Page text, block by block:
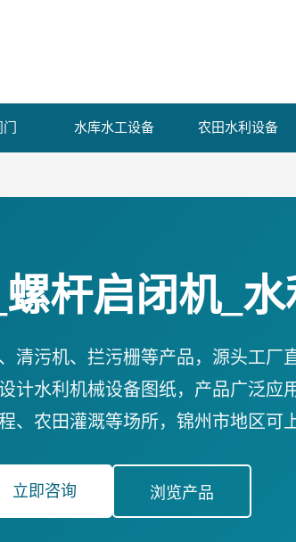
水库水工设备 农田水利设备
杆启闭机_
清污机、拦污栅等产品，源头工厂
计水利机械设备图纸，产品广泛
、农田灌溉等场所，锦州市地区可
立即咨询 浏览产品